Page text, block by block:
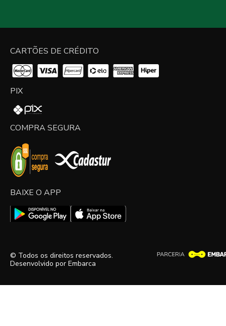
CARTÕES DE CRÉDITO
PIX
COMPRA SEGURA
BAIXE O APP
© Todos os direitos reservados.
Desenvolvido por Embarca